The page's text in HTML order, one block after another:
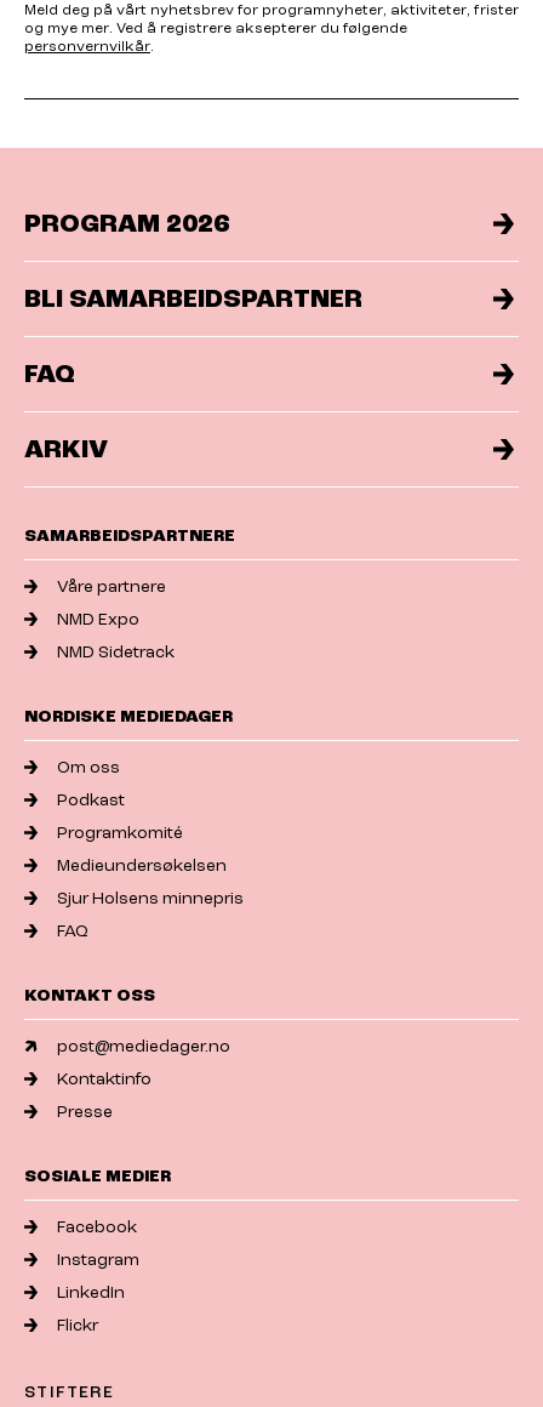
Meld deg på vårt nyhetsbrev for programnyheter, aktiviteter, frister
og mye mer. Ved å registrere aksepterer du følgende
personvernvilkår.
PROGRAM 2026
BLI SAMARBEIDSPARTNER
FAQ
ARKIV
SAMARBEIDSPARTNERE
Våre partnere
NMD Expo
NMD Sidetrack
NORDISKE MEDIEDAGER
Om oss
Podkast
Programkomité
Medieundersøkelsen
Sjur Holsens minnepris
FAQ
KONTAKT OSS
post@mediedager.no
Kontaktinfo
Presse
SOSIALE MEDIER
Facebook
Instagram
LinkedIn
Flickr
STIFTERE